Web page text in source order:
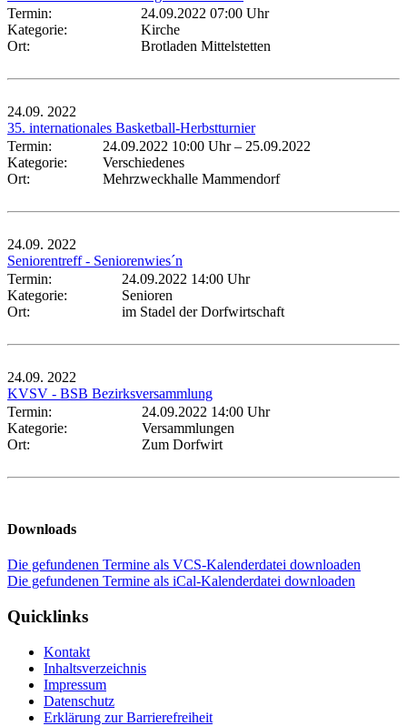
Termin:
24.09.2022 07:00 Uhr
Kategorie:
Kirche
Ort:
Brotladen Mittelstetten
24.09. 2022
35. internationales Basketball-Herbstturnier
Termin:
24.09.2022 10:00 Uhr– 25.09.2022
Kategorie:
Verschiedenes
Ort:
Mehrzweckhalle Mammendorf
24.09. 2022
Seniorentreff - Seniorenwies´n
Termin:
24.09.2022 14:00 Uhr
Kategorie:
Senioren
Ort:
im Stadel der Dorfwirtschaft
24.09. 2022
KVSV - BSB Bezirksversammlung
Termin:
24.09.2022 14:00 Uhr
Kategorie:
Versammlungen
Ort:
Zum Dorfwirt
Downloads
Die gefundenen Termine als VCS-Kalenderdatei downloaden
Die gefundenen Termine als iCal-Kalenderdatei downloaden
Quicklinks
Kontakt
Inhaltsverzeichnis
Impressum
Datenschutz
Erklärung zur Barrierefreiheit